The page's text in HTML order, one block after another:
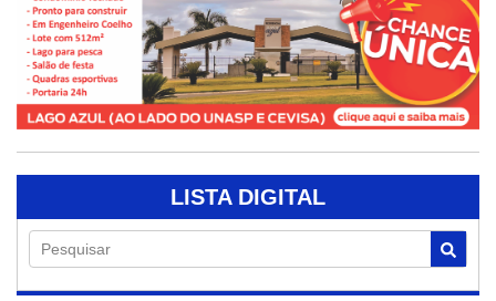
LISTA DIGITAL
Pesquisar